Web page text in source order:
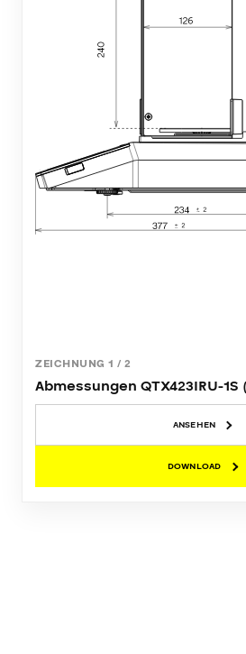
ZEICHNUNG 1 / 2
Abmessungen QTX423IRU-1S
ANSEHEN
DOWNLOAD